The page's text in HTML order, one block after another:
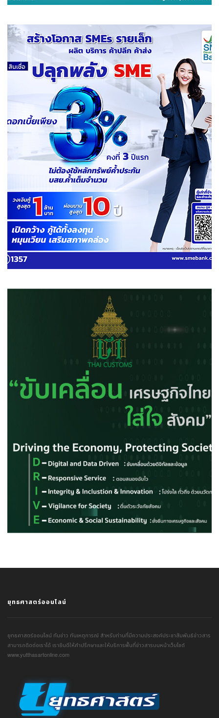
ยุทธศาสตร์ออนไลน์
ยุทธศาสตร์ออนไลน์ ทันข่าว ทันเหตุการณ์ สำหรับท่านที่มีความประสงค์ประชาสัมพันธ์ข่าวสาร
สามารถติดต่อเราได้ เรายินดีให้คำปรึกษาและให้บริการพื้นที่ข่าวสารบนหน้าเว็บไซต์
www.yutthasartonline.com